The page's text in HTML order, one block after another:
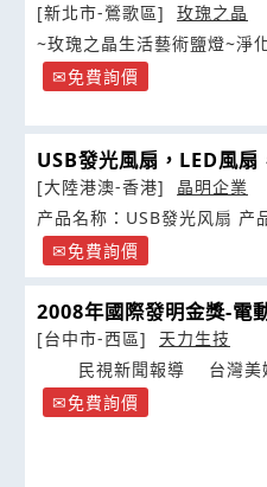
[新北市-鶯歌區]
玫瑰之晶
~玫瑰之晶生活藝術鹽燈~淨
免費詢價
USB發光風扇，LED風
[大陸港澳-香港]
晶明企業
产品名称：USB發光风扇 产
免費詢價
2008年國際發明金獎-電
[台中市-西區]
天力生技
民視新聞報
免費詢價